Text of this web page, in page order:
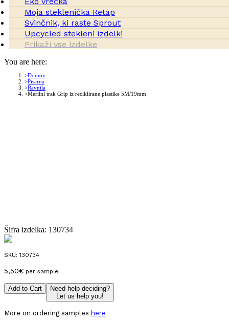
Moja steklenička Retap
Svinčnik, ki raste Sprout
Upcycled stekleni izdelki
Prikaži vse izdelke
You are here:
Domov
Pisarna
Ravnila
Merilni trak Grip iz reciklirane plastike 5M/19mm
Šifra izdelka: 130734
SKU: 130734
5,50€ per sample
Add to Cart
Need help deciding?
Let us help you!
More on ordering samples here